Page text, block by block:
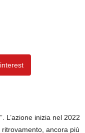
L’azione inizia nel 2022
ancora più